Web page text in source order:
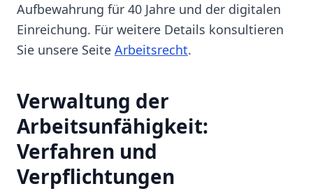
Aufbewahrung für 40 Jahre und der digitalen
Einreichung. Für weitere Details konsultieren
Sie unsere Seite Arbeitsrecht.
Verwaltung der
Arbeitsunfähigkeit:
Verfahren und
Verpflichtungen